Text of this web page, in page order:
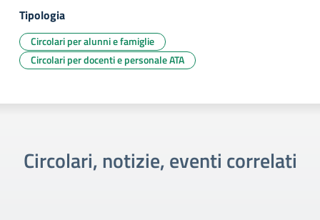
Tipologia
Circolari per alunni e famiglie
Circolari per docenti e personale ATA
Circolari, notizie, eventi correlati